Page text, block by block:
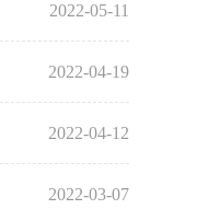
2022-05-11
2022-04-19
2022-04-12
2022-03-07